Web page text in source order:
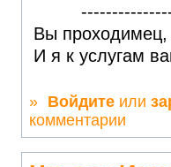
Вы проходимец,
И я к услугам
» Войдите или
комментарии